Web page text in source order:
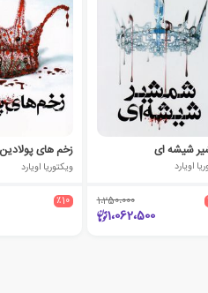
شیشه ای
اویارد
1،250،000
1،062،500
زخم های
ویکتوریا اویارد
٪10